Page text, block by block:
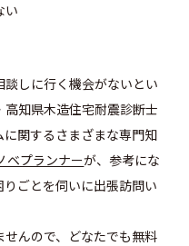
い
しに行く機会がないとい
知県木造住宅耐震診断士
関するさまざまな専門知
プランナーが、参考にな
ごとを伺いに出張訪問い
んので、どなたでも無料